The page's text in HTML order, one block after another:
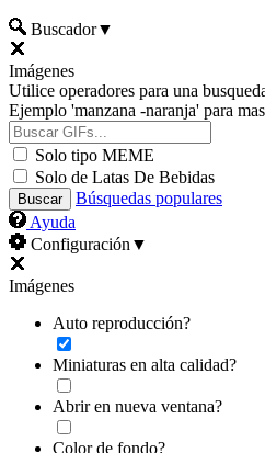
Buscador▼
Imágenes
Utilice operadores para una
Ejemplo 'manzana -naranja' para
Solo tipo MEME
Solo de Latas De Bebidas
Búsquedas populares
Ayuda
Configuración ▼
Imágenes
Auto reproducción?
Miniaturas en alta calidad?
Abrir en nueva ventana?
Color de fondo?